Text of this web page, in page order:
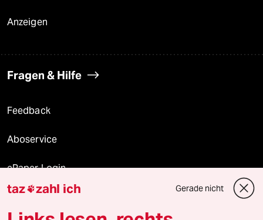
Anzeigen
Fragen & Hilfe
Feedback
Aboservice
ePaper Login
Downloads für Abonnierende
taz zahl ich Gerade nicht